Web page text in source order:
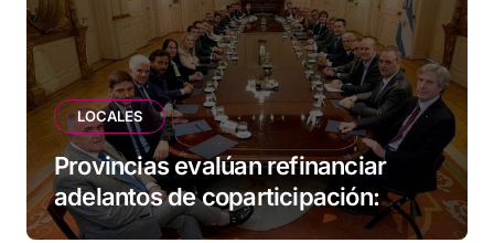
LOCALES
Provincias evalúan refinanciar
adelantos de coparticipación:
Tierra del Fuego, entre las